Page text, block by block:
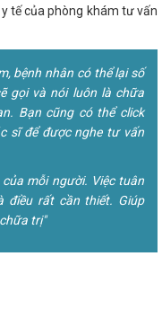
tế của phòng khám tư vấn
bệnh nhân có thể lại số
gọi và nói luôn là chữa
Bạn cũng có thể click
sĩ để được nghe tư vấn
mỗi người. Việc tuân
điều rất cần thiết. Giúp
trị"